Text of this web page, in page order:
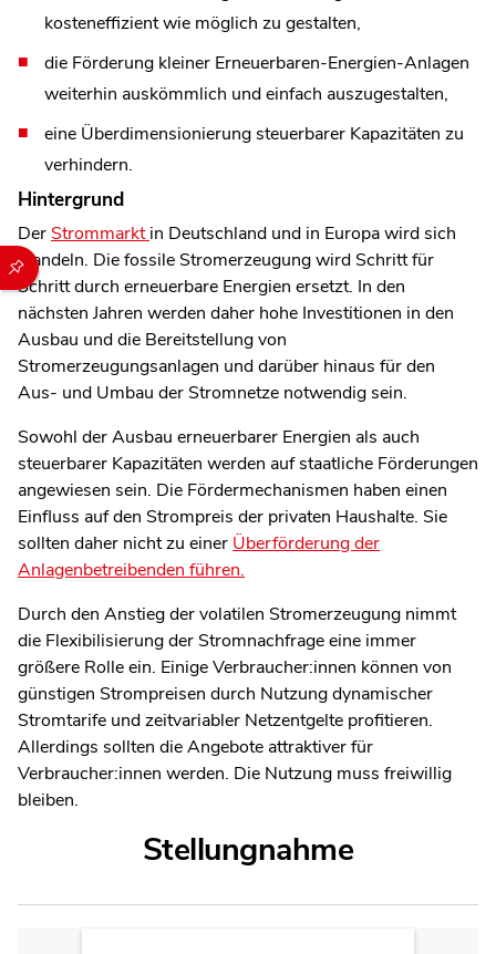
Durch die folgenden Buttons können Sie direkt auf einen
kosteneffizient wie möglich zu gestalten,
die Förderung kleiner Erneuerbaren-Energien-Anlagen
weiterhin auskömmlich und einfach auszugestalten,
eine Überdimensionierung steuerbarer Kapazitäten zu
verhindern.
Hintergrund
Der Strommarkt in Deutschland und in Europa wird sich
wandeln. Die fossile Stromerzeugung wird Schritt für
Schritt durch erneuerbare Energien ersetzt. In den
nächsten Jahren werden daher hohe Investitionen in den
Ausbau und die Bereitstellung von
Stromerzeugungsanlagen und darüber hinaus für den
Aus- und Umbau der Stromnetze notwendig sein.
Sowohl der Ausbau erneuerbarer Energien als auch
steuerbarer Kapazitäten werden auf staatliche Förderungen
angewiesen sein. Die Fördermechanismen haben einen
Einfluss auf den Strompreis der privaten Haushalte. Sie
sollten daher nicht zu einer Überförderung der
Anlagenbetreibenden führen.
Durch den Anstieg der volatilen Stromerzeugung nimmt
die Flexibilisierung der Stromnachfrage eine immer
größere Rolle ein. Einige Verbraucher:innen können von
günstigen Strompreisen durch Nutzungdynamischer
Stromtarife und zeitvariabler Netzentgelte profitieren.
Allerdings sollten die Angebote attraktiver für
Verbraucher:innen werden. Die Nutzung muss freiwillig
bleiben.
Stellungnahme